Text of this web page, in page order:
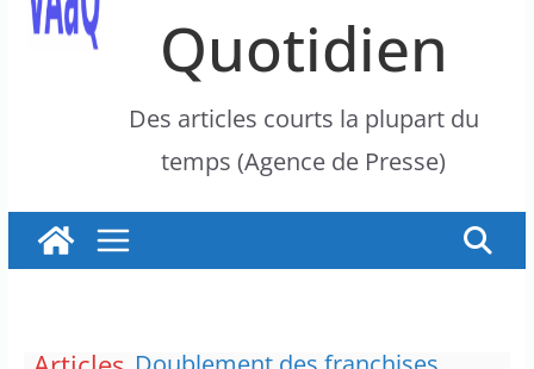
Quotidien
Des articles courts la plupart du
temps (Agence de Presse)